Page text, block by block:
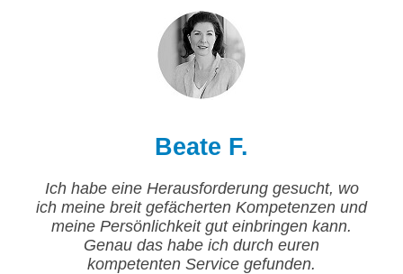
Beate F.
Ich habe eine Herausforderung gesucht, wo
ich meine breit gefächerten Kompetenzen und
meine Persönlichkeit gut einbringen kann.
Genau das habe ich durch euren
kompetenten Service gefunden.